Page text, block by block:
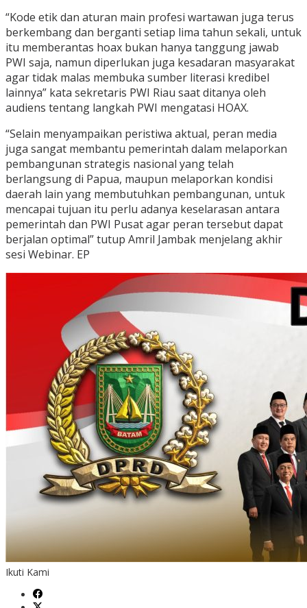
“Kode etik dan aturan main profesi wartawan juga terus
berkembang dan berganti setiap lima tahun sekali, untuk
itu memberantas hoax bukan hanya tanggung jawab
PWI saja, namun diperlukan juga kesadaran masyarakat
agar tidak malas membuka sumber literasi kredibel
lainnya” kata sekretaris PWI Riau saat ditanya oleh
audiens tentang langkah PWI mengatasi HOAX.
“Selain menyampaikan peristiwa aktual, peran media
juga sangat membantu pemerintah dalam melaporkan
pembangunan strategis nasional yang telah
berlangsung di Papua, maupun melaporkan kondisi
daerah lain yang membutuhkan pembangunan, untuk
mencapai tujuan itu perlu adanya keselarasan antara
pemerintah dan PWI Pusat agar peran tersebut dapat
berjalan optimal” tutup Amril Jambak menjelang akhir
sesi Webinar. EP
Ikuti Kami